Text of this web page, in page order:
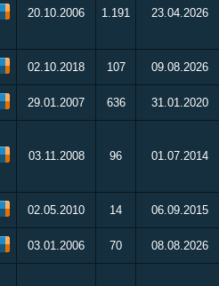
20.10.2006 1.191 23.04.2026
02.10.2018 107 09.08.2026
29.01.2007 636 31.01.2020
03.11.2008 96 01.07.2014
02.05.2010 14 06.09.2015
03.01.2006 70 08.08.2026